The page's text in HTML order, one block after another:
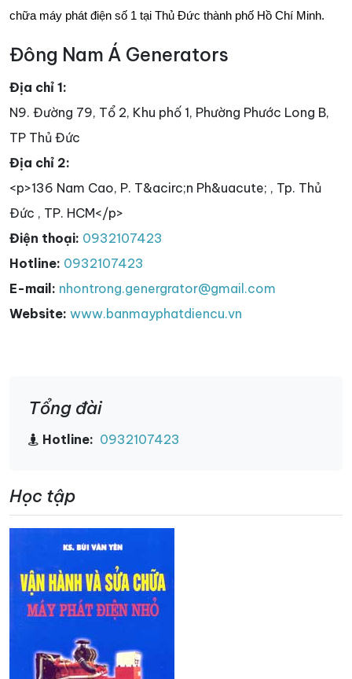
chữa máy phát điện số 1 tại Thủ Đức thành phố Hồ Chí Minh.
Đông Nam Á Generators
Địa chỉ 1:
N9. Đường 79, Tổ 2, Khu phố 1, Phường Phước Long B,
TP Thủ Đức
Địa chỉ 2:
<p>136 Nam Cao, P. T&acirc;n Ph&uacute; , Tp. Thủ
Đức , TP. HCM</p>
Điện thoại: 0932107423
Hotline: 0932107423
E-mail: nhontrong.genergrator@gmail.com
Website: www.banmayphatdiencu.vn
Tổng đài
Hotline: 0932107423
Học tập